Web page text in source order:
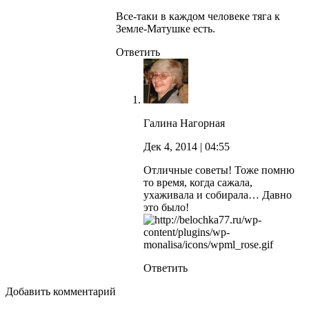
Все-таки в каждом человеке тяга к
Земле-Матушке есть.
Ответить
Галина Нагорная
Дек 4, 2014 | 04:55
Отличные советы! Тоже помню
то время, когда сажала,
ухаживала и собирала… Давно
это было!
Ответить
Добавить комментарий